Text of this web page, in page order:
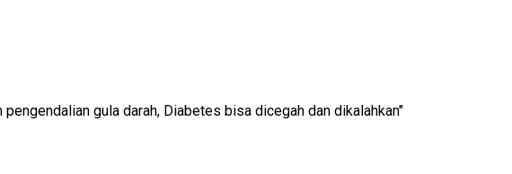
gula darah, Diabetes bisa dicegah dan dikalahkan"